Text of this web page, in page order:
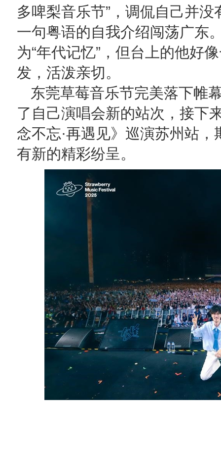
多啤梨音乐节”，调侃自己并
一句粤语的自我介绍闯荡广东
为“年代记忆”，但台上的他好
发，活泼亲切。
东莞草莓音乐节完美落下帷
了自己演唱会新的站次，接下
念不忘·再遇见》巡演苏州站
有新的精彩纷呈。